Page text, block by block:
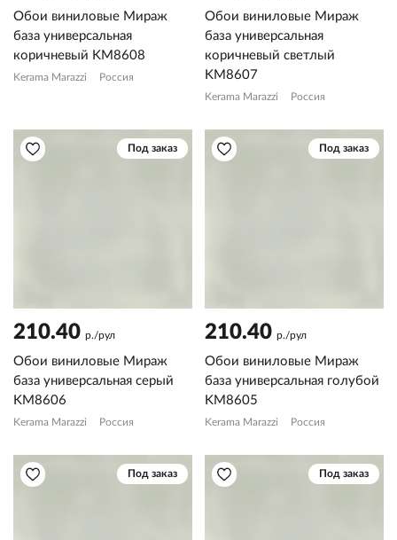
Обои виниловые Мираж
база универсальная
коричневый KM8608
Kerama Marazzi Россия
Обои виниловые Мираж
база универсальная
коричневый светлый
KM8607
Kerama Marazzi Россия
Под заказ
210.40 р./рул
Обои виниловые Мираж
база универсальная серый
KM8606
Kerama Marazzi Россия
Под заказ
210.40 р./рул
Обои виниловые Мираж
база универсальная голубой
KM8605
Kerama Marazzi Россия
Под заказ Под заказ